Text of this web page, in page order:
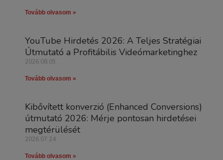
Tovább olvasom »
YouTube Hirdetés 2026: A Teljes Stratégiai
Útmutató a Profitábilis Videómarketinghez
2026.08.05.
Tovább olvasom »
Kibővített konverzió (Enhanced Conversions)
útmutató 2026: Mérje pontosan hirdetései
megtérülését
2026.07.24.
Tovább olvasom »